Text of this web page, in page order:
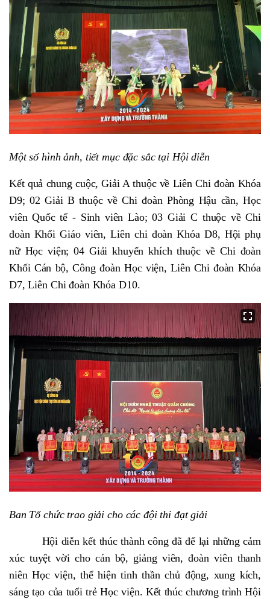
Một số hình ảnh, tiết mục đặc sắc tại Hội diễn
Kết quả chung cuộc, Giải A thuộc về Liên Chi đoàn Khóa
D9; 02 Giải B thuộc về Chi đoàn Phòng Hậu cần, Học
viên Quốc tế - Sinh viên Lào; 03 Giải C thuộc về Chi
đoàn Khối Giáo viên, Liên chi đoàn Khóa D8, Hội phụ
nữ Học viện; 04 Giải khuyến khích thuộc về Chi đoàn
Khối Cán bộ, Công đoàn Học viện, Liên Chi đoàn Khóa
D7, Liên Chi đoàn Khóa D10.
Ban Tổ chức trao giải cho các đội thi đạt giải
Hội diễn kết thúc thành công đã để lại những cảm
xúc tuyệt vời cho cán bộ, giảng viên, đoàn viên thanh
niên Học viện, thể hiện tinh thần chủ động, xung kích,
sáng tạo của tuổi trẻ Học viện. Kết thúc chương trình Hội